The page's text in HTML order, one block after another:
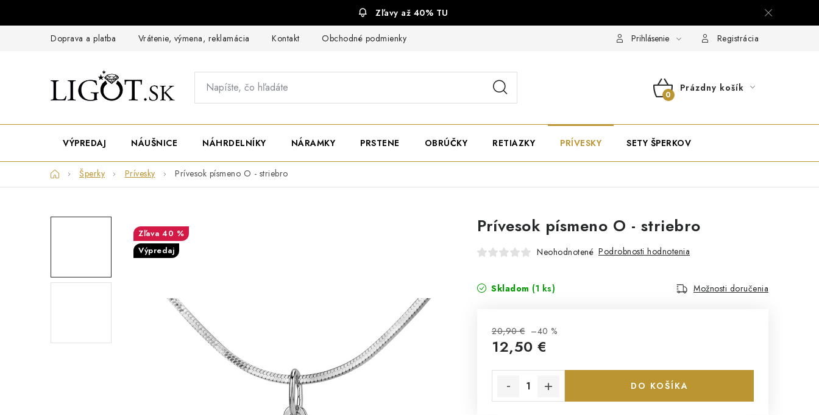
Zľavy až 40% TU
Doprava a platba Vrátenie, výmena, reklamácia Kontakt Obchodné podmienky Prihlásenie Registrácia
NÁKUPNÝ
Prázdny košík
VÝPREDAJ NÁUŠNICE NÁHRDELNÍKY NÁRAMKY PRSTENE OBRÚČKY RETIAZKY PRÍVESKY SETY ŠPERKOV
DomovŠperky Prívesky Prívesok písmeno O - striebro
Prívesok písmeno O - striebro
Neohodnotené Podrobnosti hodnotenia
Skladom (1 ks) Možnosti doručenia
20,90 € –40 %
12,50 €
DO KOŠÍKA
40 %
Výpredaj